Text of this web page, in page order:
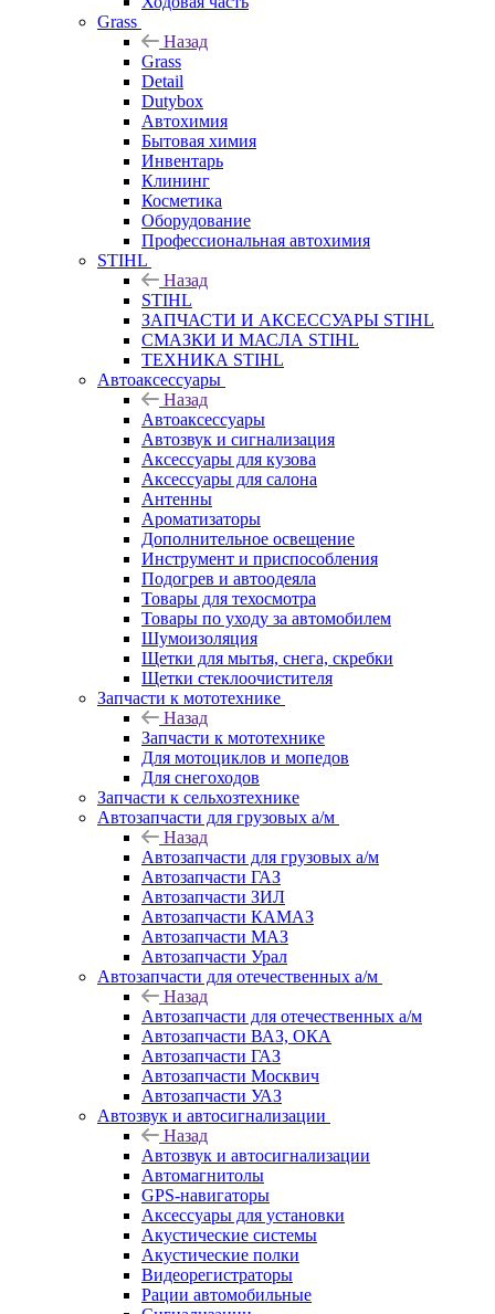
Grass
Назад
Grass
Detail
Dutybox
Автохимия
Бытовая химия
Инвентарь
Клининг
Косметика
Оборудование
Профессиональная автохимия
STIHL
Назад
STIHL
ЗАПЧАСТИ И АКСЕССУАРЫ STIHL
СМАЗКИ И МАСЛА STIHL
ТЕХНИКА STIHL
Автоаксессуары
Назад
Автоаксессуары
Автозвук и сигнализация
Аксессуары для кузова
Аксессуары для салона
Антенны
Ароматизаторы
Дополнительное освещение
Инструмент и приспособления
Подогрев и автоодеяла
Товары для техосмотра
Товары по уходу за автомобилем
Шумоизоляция
Щетки для мытья, снега, скребки
Щетки стеклоочистителя
Запчасти к мототехнике
Назад
Запчасти к мототехнике
Для мотоциклов и мопедов
Для снегоходов
Запчасти к сельхозтехнике
Автозапчасти для грузовых а/м
Назад
Автозапчасти для грузовых а/м
Автозапчасти ГАЗ
Автозапчасти ЗИЛ
Автозапчасти КАМАЗ
Автозапчасти МАЗ
Автозапчасти Урал
Автозапчасти для отечественных а/м
Назад
Автозапчасти для отечественных а/м
Автозапчасти ВАЗ, ОКА
Автозапчасти ГАЗ
Автозапчасти Москвич
Автозапчасти УАЗ
Автозвук и автосигнализации
Назад
Автозвук и автосигнализации
Автомагнитолы
GPS-навигаторы
Аксессуары для установки
Акустические системы
Акустические полки
Видеорегистраторы
Рации автомобильные